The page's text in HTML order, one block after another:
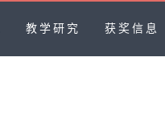
教学研究 获奖信息